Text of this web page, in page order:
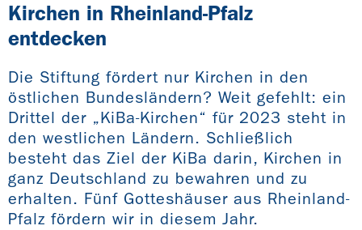
Kirchen in Rheinland-Pfalz
entdecken
Die Stiftung fördert nur Kirchen in den
östlichen Bundesländern? Weit gefehlt: ein
Drittel der „KiBa-Kirchen“ für 2023 steht in
den westlichen Ländern. Schließlich
besteht das Ziel der KiBa darin, Kirchen in
ganz Deutschland zu bewahren und zu
erhalten. Fünf Gotteshäuser aus Rheinland-
Pfalz fördern wir in diesem Jahr.